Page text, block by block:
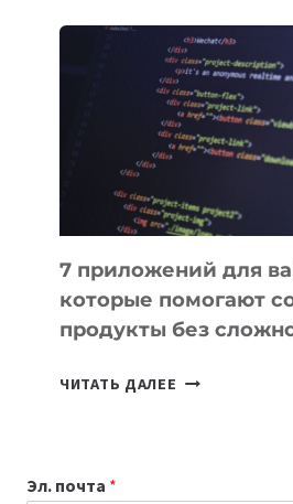
ПОЛЕЗНЫХ
ДЛЯ
РАБОТЫ
7 приложений для
которые помогают
продукты без
ЧИТАТЬ ДАЛЕЕ
Эл. почта *